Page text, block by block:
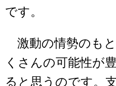
です。
激動の情勢のも
くさんの可能性が
ると思うのです。